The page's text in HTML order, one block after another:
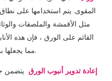
المقوى. يتم استخدامها على
مثل الأقمشة والملصقات
مما يجعلها بديلاً صديقًا للبيئة في العبوة البلاستيكية.
إعادة تدوير أنبوب الورق يتضمن